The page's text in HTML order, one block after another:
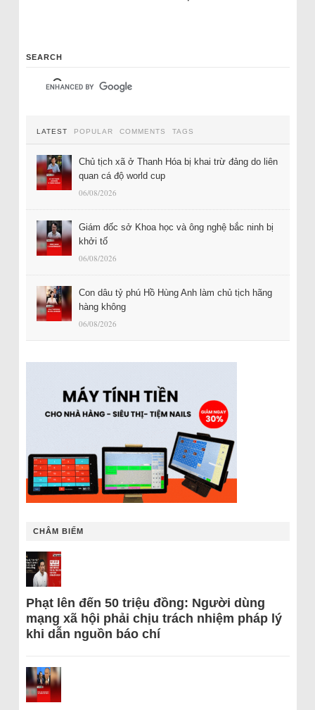
SEARCH
LATEST POPULAR COMMENTS TAGS
Chủ tịch xã ở Thanh Hóa bị khai trừ đảng do liên
quan cá độ world cup
06/08/2026
Giám đốc sở Khoa học và ông nghệ bắc ninh bị
khởi tố
06/08/2026
Con dâu tỷ phú Hồ Hùng Anh làm chủ tịch hãng
hàng không
06/08/2026
CHÂM BIẾM
Phạt lên đến 50 triệu đồng: Người dùng
mạng xã hội phải chịu trách nhiệm pháp lý
khi dẫn nguồn báo chí